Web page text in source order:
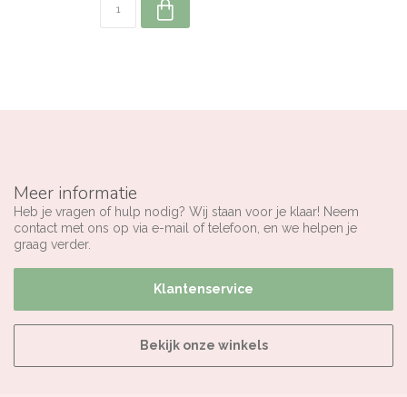
Meer informatie
Heb je vragen of hulp nodig? Wij staan voor je klaar! Neem
contact met ons op via e-mail of telefoon, en we helpen je
graag verder.
Klantenservice
Bekijk onze winkels